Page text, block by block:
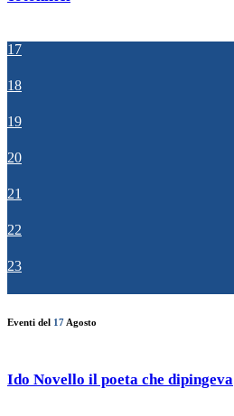
17
18
19
20
21
22
23
Eventi del 17 Agosto
Ido Novello il poeta che dipingeva